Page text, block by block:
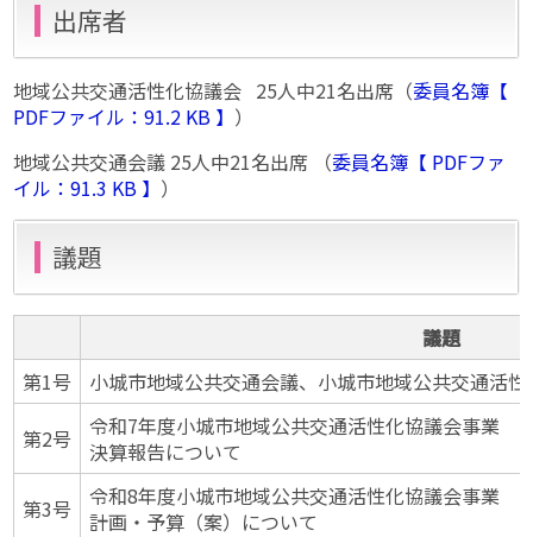
出席者
地域公共交通活性化協議会 25人中21名出席（委員名簿【
PDFファイル：91.2 KB 】 ）
地域公共交通会議 25人中21名出席 （委員名簿【 PDFファ
イル：91.3 KB 】 ）
議題
議題
第1号
小城市地域公共交通会議、小城市地域公共交通活
第2号
令和7年度小城市地域公共交通活性化協議会事業
決算報告について
第3号
令和8年度小城市地域公共交通活性化協議会事業
計画・予算（案）について